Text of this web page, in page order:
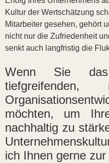
Kultur der Wertschätzung
Mitarbeiter gesehen, gehört
nicht nur die Zufriedenheit
senkt auch langfristig die
Wenn Sie
tiefgreifenden,
möchten, um
nachhaltig zu
ich Ihnen gerne zur